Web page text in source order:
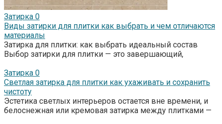
Затирка 0
Виды затирки для плитки как выбрать и чем отличаются
материалы
Затирка для плитки: как выбрать идеальный состав
Выбор затирки для плитки — это завершающий,
Затирка 0
Светлая затирка для плитки как ухаживать и сохранить
чистоту
Эстетика светлых интерьеров остается вне времени, и
белоснежная или кремовая затирка между плитками —